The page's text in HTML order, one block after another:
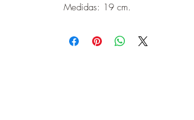
Medidas: 19 cm.